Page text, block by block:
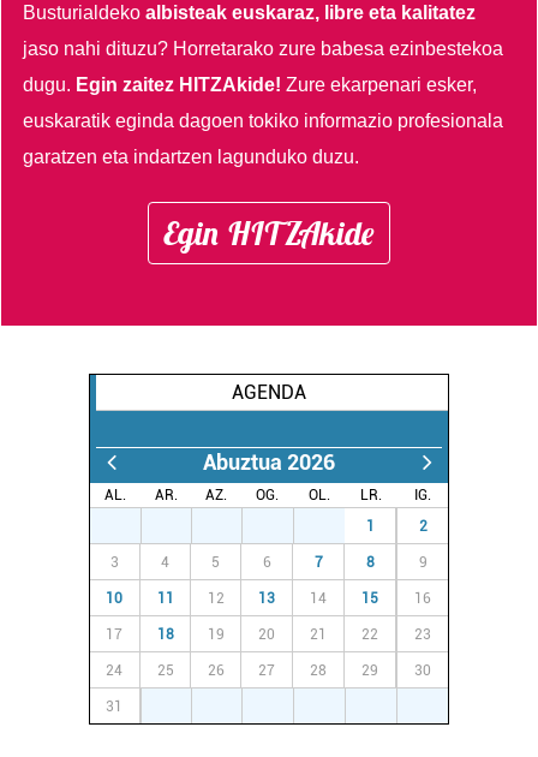
Busturialdekoalbisteak euskaraz, libre eta kalitatez
jaso nahi dituzu? Horretarako zure babesa ezinbestekoa
dugu. Egin zaitez HITZAkide!Zure ekarpenari esker,
euskaratik eginda dagoen tokiko informazio profesionala
garatzen eta indartzen lagunduko duzu.
Egin HITZAkide
AGENDA
Abuztua 2026
AL. AR. AZ. OG. OL. LR.
IG.
1 2
3 4 5 6 7 8 9
10 11 12 13 14 15 16
17 18 19 20 21 22 23
24 25 26 27 28 29 30
31